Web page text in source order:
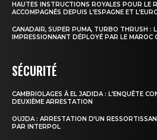
HAUTES INSTRUCTIONS ROYALES POUR LE
ACCOMPAGNÉS DEPUIS L’ESPAGNE ET
CANADAIR, SUPER PUMA, TURBO THRUSH :
IMPRESSIONNANT DÉPLOYÉ PAR LE MAROC
SÉCURITÉ
CAMBRIOLAGES À EL JADIDA : L’ENQUÊTE
DEUXIÈME ARRESTATION
OUJDA : ARRESTATION D’UN
PAR INTERPOL